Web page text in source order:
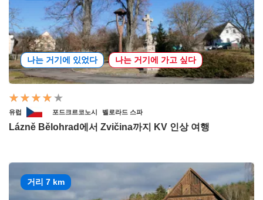
나는 거기에 있었다 나는 거기에 가고 싶다
유럽 포드크르코노시 벨로라드 스파
Lázně Bělohrad에서 Zvičina까지 KV 인상 여행
거리 7 km